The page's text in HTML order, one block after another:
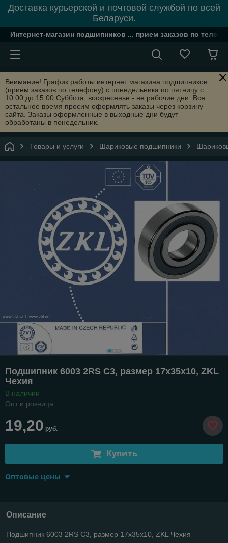
Доставка курьерской и почтовой службой по всей
Беларуси.
Интернет-магазин подшипников ... прием заказов по
Внимание! График работы интернет магазина подшипников
(приём заказов по телефону) с понедельника по пятницу с
10:00 до 15:00 Суббота, воскресенье - не рабочие дни. Все
остальное время просим оформлять заказы через корзину
сайта. Заказы оформленные в выходные дни будут
обработаны в понедельник.
Товары и услуги Шариковые подшипники
Подшипник 6003 2RS C3, размер 17х35х10, ZKL
Чехия
В наличии
Опт и розница
19,20 руб.
Купить
Оптовые цены
Описание
Подшипник 6003 2RS C3, размер 17х35х10, ZKL Чехия